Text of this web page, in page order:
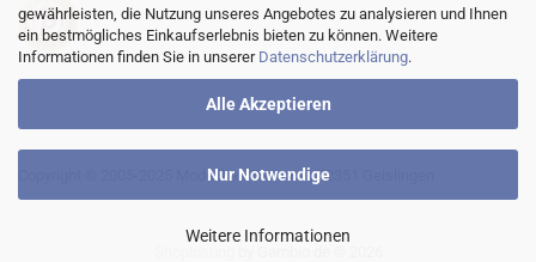
gewährleisten, die Nutzung unseres Angebotes zu analysieren und Ihnen
ein bestmögliches Einkaufserlebnis bieten zu können. Weitere
Informationen finden Sie in unserer Datenschutzerklärung.
Alle Akzeptieren
Nur Notwendige
Weitere Informationen
Copyright © 2005-2025 Modellbau Frommer, 72351 Geislingen